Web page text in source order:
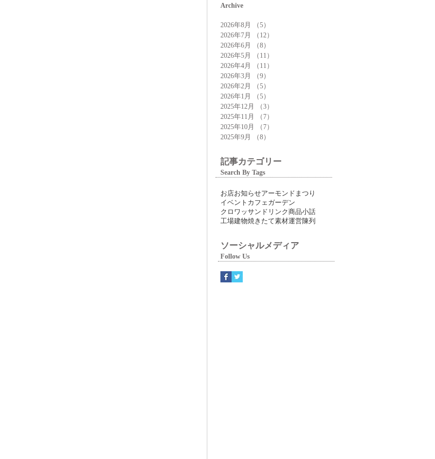
Archive
2026年8月 （5）
2026年7月
（12）
2026年6月
（8）
2026年5月
（11）
2026年4月
（11）
2026年3月
（9）
2026年2月
（5）
2026年1月
（5）
2025年12月
（3）
2025年11月
（7）
2025年10月
（7）
2025年9月
（8）
記事カテゴリー
Search By Tags
お店お知らせアーモンドまつり
イベント カフェ ガーデン
クロワッサン ドリンク商品小話
工場建物焼きたて素材運営陳列
ソーシャルメディア
Follow Us